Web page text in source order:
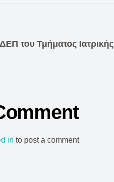
του Τμήματος Ιατρικής
into post a comment